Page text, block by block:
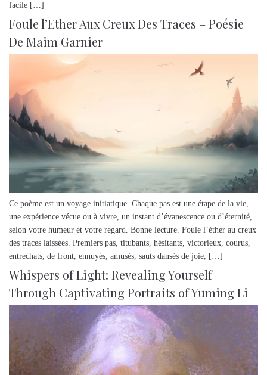
facile […]
Foule l’Ether Aux Creux Des Traces – Poésie
De Maim Garnier
Ce poème est un voyage initiatique. Chaque pas est une étape de la vie,
une expérience vécue ou à vivre, un instant d’évanescence ou d’éternité,
selon votre humeur et votre regard. Bonne lecture. Foule l’éther au creux
des traces laissées. Premiers pas, titubants, hésitants, victorieux, courus,
entrechats, de front, ennuyés, amusés, sauts dansés de joie, […]
Whispers of Light: Revealing Yourself
Through Captivating Portraits of Yuming Li